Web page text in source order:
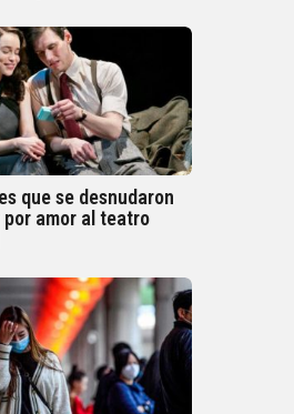
que se desnudaron
por amor al teatro